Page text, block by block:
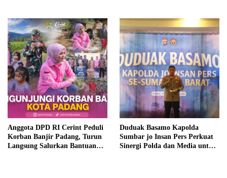
Anggota DPD RI Cerint Peduli
Korban Banjir Padang, Turun
Langsung Salurkan Bantuan
Duduak Basamo Kapolda
Sumbar jo Insan Pers Perkuat
Sinergi Polda dan Media untuk